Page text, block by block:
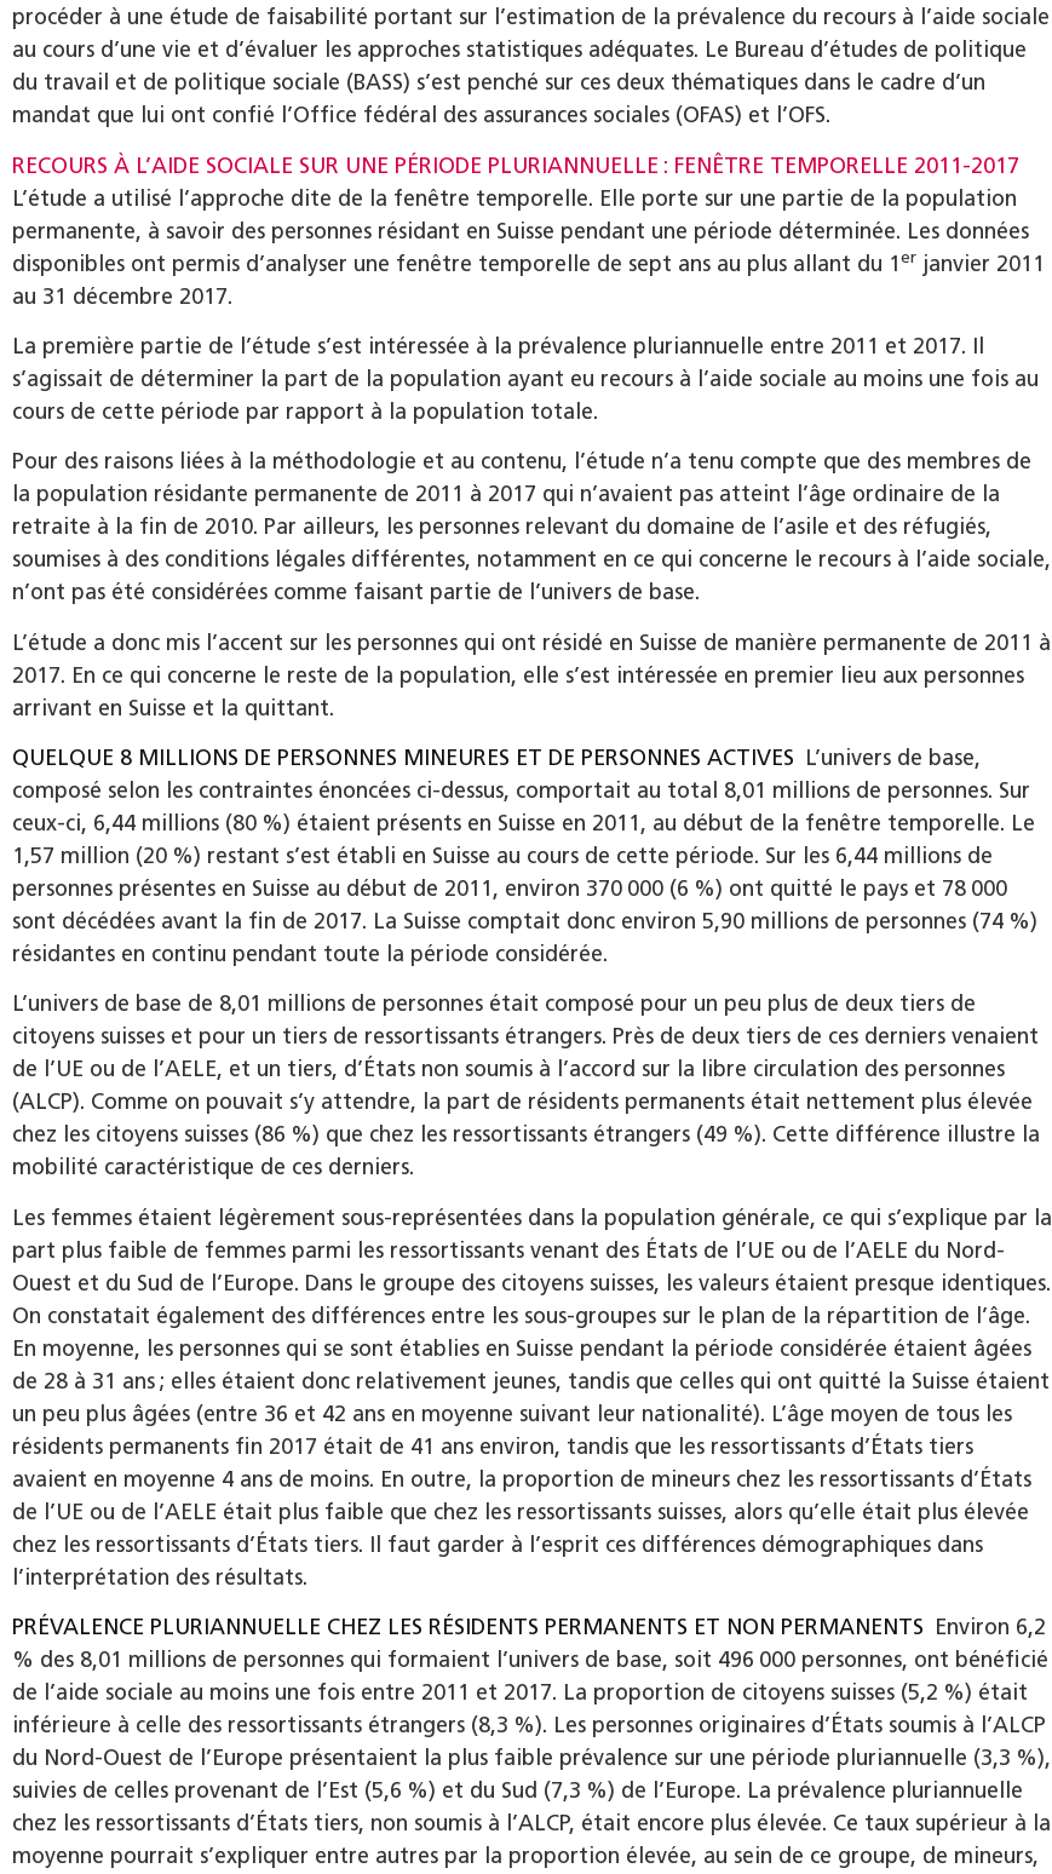
procéder à une étude de faisabilité portant sur l’estimation de la prévalence du recours à l’aide sociale
au cours d’une vie et d’évaluer les approches statistiques adéquates. Le Bureau d’études de politique
du travail et de politique sociale (BASS) s’est penché sur ces deux thématiques dans le cadre d’un
mandat que lui ont confié l’Office fédéral des assurances sociales (OFAS) et l’OFS.
RECOURS À L’AIDE SOCIALE SUR UNE PÉRIODE PLURIANNUELLE : FENÊTRE TEMPORELLE 2011-2017
L’étude a utilisé l’approche dite de la fenêtre temporelle. Elle porte sur une partie de la population
permanente, à savoir des personnes résidant en Suisse pendant une période déterminée. Les données
disponibles ont permis d’analyser une fenêtre temporelle de sept ans au plus allant du 1er janvier 2011
au 31 décembre 2017.
La première partie de l’étude s’est intéressée à la prévalence pluriannuelle entre 2011 et 2017. Il
s’agissait de déterminer la part de la population ayant eu recours à l’aide sociale au moins une fois au
cours de cette période par rapport à la population totale.
Pour des raisons liées à la méthodologie et au contenu, l’étude n’a tenu compte que des membres de
la population résidante permanente de 2011 à 2017 qui n’avaient pas atteint l’âge ordinaire de la
retraite à la fin de 2010. Par ailleurs, les personnes relevant du domaine de l’asile et des réfugiés,
soumises à des conditions légales différentes, notamment en ce qui concerne le recours à l’aide sociale,
n’ont pas été considérées comme faisant partie de l’univers de base.
L’étude a donc mis l’accent sur les personnes qui ont résidé en Suisse de manière permanente de 2011 à
2017. En ce qui concerne le reste de la population, elle s’est intéressée en premier lieu aux personnes
arrivant en Suisse et la quittant.
QUELQUE 8 MILLIONS DE PERSONNES MINEURES ET DE PERSONNES ACTIVES L’univers de base,
composé selon les contraintes énoncées ci-dessus, comportait au total 8,01 millions de personnes. Sur
ceux-ci, 6,44 millions (80 %) étaient présents en Suisse en 2011, au début de la fenêtre temporelle. Le
1,57 million (20 %) restant s’est établi en Suisse au cours de cette période. Sur les 6,44 millions de
personnes présentes en Suisse au début de 2011, environ 370 000 (6 %) ont quitté le pays et 78 000
sont décédées avant la fin de 2017. La Suisse comptait donc environ 5,90 millions de personnes (74 %)
résidantes en continu pendant toute la période considérée.
L’univers de base de 8,01 millions de personnes était composé pour un peu plus de deux tiers de
citoyens suisses et pour un tiers de ressortissants étrangers. Près de deux tiers de ces derniers venaient
de l’UE ou de l’AELE, et un tiers, d’États non soumis à l’accord sur la libre circulation des personnes
(ALCP). Comme on pouvait s’y attendre, la part de résidents permanents était nettement plus élevée
chez les citoyens suisses (86 %) que chez les ressortissants étrangers (49 %). Cette différence illustre la
mobilité caractéristique de ces derniers.
Les femmes étaient légèrement sous-représentées dans la population générale, ce qui s’explique par la
part plus faible de femmes parmi les ressortissants venant des États de l’UE ou de l’AELE du Nord-
Ouest et du Sud de l’Europe. Dans le groupe des citoyens suisses, les valeurs étaient presque identiques.
On constatait également des différences entre les sous-groupes sur le plan de la répartition de l’âge.
En moyenne, les personnes qui se sont établies en Suisse pendant la période considérée étaient âgées
de 28 à 31 ans ; elles étaient donc relativement jeunes, tandis que celles qui ont quitté la Suisse étaient
un peu plus âgées (entre 36 et 42 ans en moyenne suivant leur nationalité). L’âge moyen de tous les
résidents permanents fin 2017 était de 41 ans environ, tandis que les ressortissants d’États tiers
avaient en moyenne 4 ans de moins. En outre, la proportion de mineurs chez les ressortissants d’États
de l’UE ou de l’AELE était plus faible que chez les ressortissants suisses, alors qu’elle était plus élevée
chez les ressortissants d’États tiers. Il faut garder à l’esprit ces différences démographiques dans
l’interprétation des résultats.
PRÉVALENCE PLURIANNUELLE CHEZ LES RÉSIDENTS PERMANENTS ET NON PERMANENTS Environ 6,2
% des 8,01 millions de personnes qui formaient l’univers de base, soit 496 000 personnes, ont bénéficié
de l’aide sociale au moins une fois entre 2011 et 2017. La proportion de citoyens suisses (5,2 %) était
inférieure à celle des ressortissants étrangers (8,3 %). Les personnes originaires d’États soumis à l’ALCP
du Nord-Ouest de l’Europe présentaient la plus faible prévalence sur une période pluriannuelle (3,3 %),
suivies de celles provenant de l’Est (5,6 %) et du Sud (7,3 %) de l’Europe. La prévalence pluriannuelle
chez les ressortissants d’États tiers, non soumis à l’ALCP, était encore plus élevée. Ce taux supérieur à la
moyenne pourrait s’expliquer entre autres par la proportion élevée, au sein de ce groupe, de mineurs,